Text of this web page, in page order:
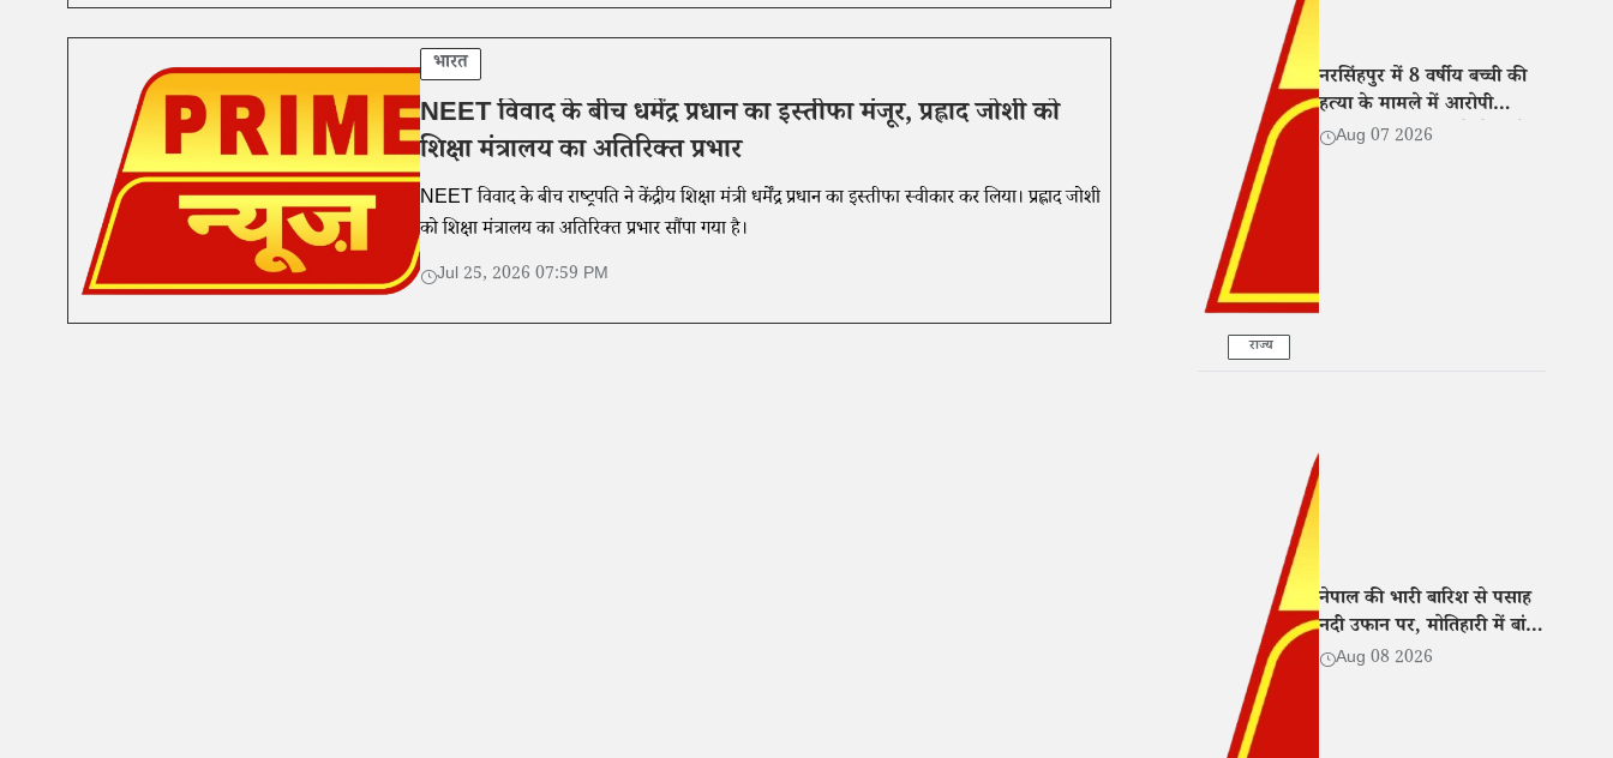
भारत
NEET विवाद के बीच धर्मेंद्र प्रधान का इस्तीफा मंजूर, प्रह्लाद जोशी को
शिक्षा मंत्रालय का अतिरिक्त प्रभार
NEET विवाद के बीच राष्ट्रपति ने केंद्रीय शिक्षा मंत्री धर्मेंद्र प्रधान का इस्तीफा स्वीकार कर लिया। प्रह्लाद जोशी
को शिक्षा मंत्रालय का अतिरिक्त प्रभार सौंपा गया है।
Jul 25, 2026 07:59 PM
राज्य
नरसिंहपुर में 8 वर्षीय बच्ची की
हत्या के मामले में आरोपी
गिरफ्तार, न्यायालय ने भेजा जेल
Aug 07 2026
नेपाल की भारी बारिश से पसाह
नदी उफान पर, मोतिहारी में बांध
टूटाAug 08 2026